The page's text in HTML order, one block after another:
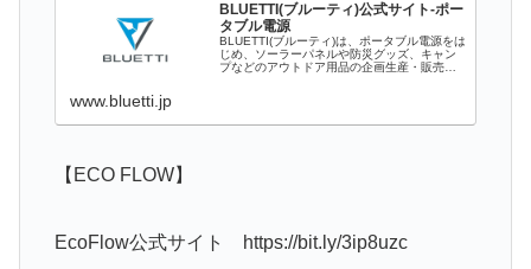
弦波 MPPT制御方式採用 パス...
BLUETTI(ブルーティ)公式サイト-ポー
タブル電源
BLUETTI(ブルーティ)は、ポータブル電源をは
じめ、ソーラーパネルや防災グッズ、キャン
プなどのアウトドア用品の企画生産・販売を
www.bluetti.jp
【ECO FLOW】
EcoFlow公式サイト https://bit.ly/3ip8uzc